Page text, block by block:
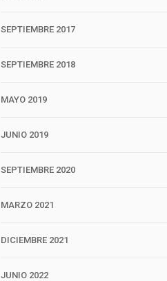
SEPTIEMBRE 2017
SEPTIEMBRE 2018
MAYO 2019
JUNIO 2019
SEPTIEMBRE 2020
MARZO 2021
DICIEMBRE 2021
JUNIO 2022